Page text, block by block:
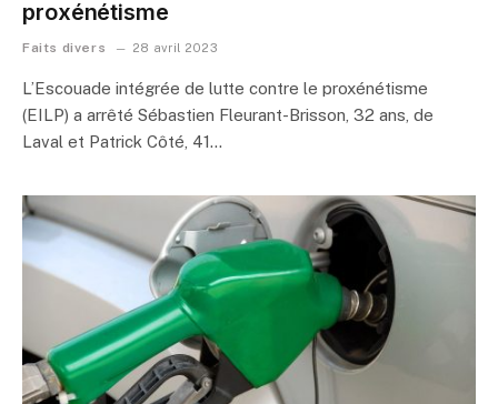
proxénétisme
Faits divers 28 avril 2023
L’Escouade intégrée de lutte contre le proxénétisme
(EILP) a arrêté Sébastien Fleurant-Brisson, 32 ans, de
Laval et Patrick Côté, 41…